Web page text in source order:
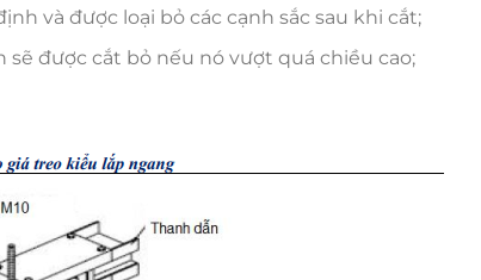
và được loại bỏ các cạnh sắc sau khi cắt;
sẽ được cắt bỏ nếu nó vượt quá chiều cao;